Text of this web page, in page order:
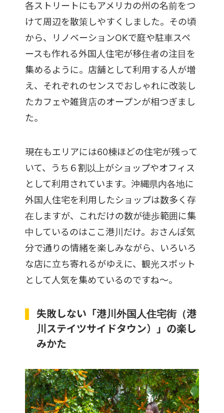
各ストリートにもアメリカの州の名前をつ
けて周辺を散策しやすくしました。その頃
から、リノベーションOKで庭や駐車スペ
ースも作れる外国人住宅が移住者の注目を
集めるように。店舗として利用する人が増
え、それぞれのセンスでおしゃれに改装し
たカフェや雑貨店のオープンが相つぎまし
た。
現在もエリアには60棟ほどの住宅が残って
いて、うち６割以上がショップやオフィス
として利用されています。沖縄県内各地に
外国人住宅を利用したショップは数多く存
在しますが、これだけの数が徒歩範囲に集
中しているのはここ港川だけ。おさんぽ気
分で通りの情緒を楽しみながら、いろいろ
な店に立ち寄れるがゆえに、観光スポット
として人気を集めているのですね〜。
失敗しない「港川外国人住宅街（港
川ステイツサイドタウン）」の楽し
みかた